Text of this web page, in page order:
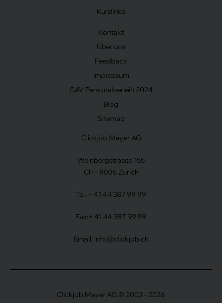
Kurzlinks
Kontakt
Über uns
Feedback
Impressum
GAV Personalverleih 2024
Blog
Sitemap
Clickjob Meyer AG
Weinbergstrasse 155
CH - 8006 Zurich
Tel.: + 41 44 387 99 99
Fax: + 41 44 387 99 98
Email: info@clickjob.ch
Clickjob Meyer AG © 2003 - 2026